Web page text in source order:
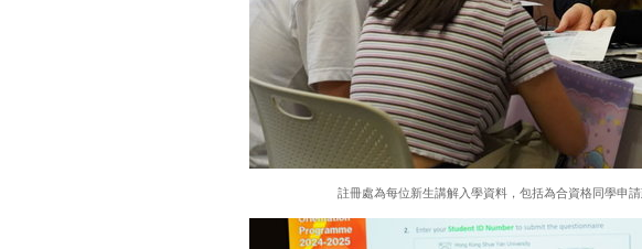
註冊處為每位新生講解入學資料，包括為合資格同學申